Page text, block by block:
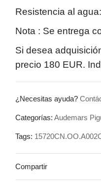
Resistencia al
Nota : Se entrega
Si desea
precio 180 EUR.
¿Necesitas ayuda?
Categorías:Audemars
Tags:
Compartir